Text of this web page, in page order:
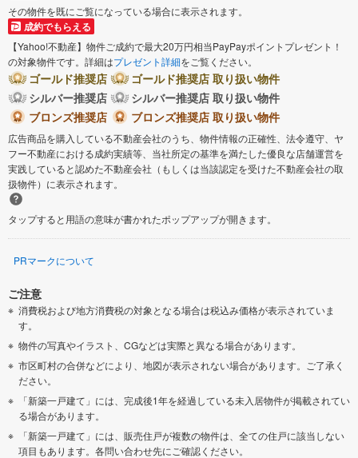
その物件を既にご覧になっている場合に表示されます。
成約でもらえる
【Yahoo!不動産】物件ご成約で最大20万円相当PayPayポイントプレゼント！
の対象物件です。詳細はプレゼント詳細をご覧ください。
ゴールド推奨店
ゴールド推奨店 取り扱い物件
シルバー推奨店
シルバー推奨店 取り扱い物件
ブロンズ推奨店
ブロンズ推奨店 取り扱い物件
広告商品を購入している不動産会社のうち、物件情報の正確性、法令遵守、ヤ
フー不動産における成約実績等、当社所定の基準を満たした優良な店舗運営を
実践していると認めた不動産会社（もしくは当該認定を受けた不動産会社の取
扱物件）に表示されます。
タップすると用語の意味が書かれたポップアップが開きます。
PRマークについて
ご注意
消費税および地方消費税の対象となる場合は税込み価格が表示されていま
す。
物件の写真やイラスト、CGなどは実際と異なる場合があります。
市区町村の合併などにより、地図が表示されない場合があります。ご了承く
ださい。
「新築一戸建て」には、完成後1年を経過している未入居物件が掲載されてい
る場合があります。
「新築一戸建て」には、販売住戸が複数の物件は、全ての住戸に該当しない
項目もあります。各問い合わせ先にご確認ください。